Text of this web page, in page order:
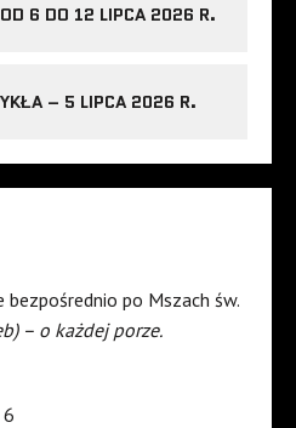
6 DO 12 LIPCA 2026 R.
– 5 LIPCA 2026 R.
po Mszach św.
– o każdej porze.